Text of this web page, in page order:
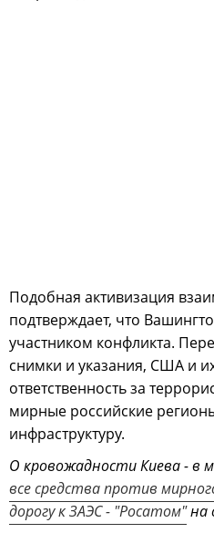
Подобная активизация
подтверждает, что
участником конфликта.
снимки и указания, США и
ответственность за
мирные российские
инфраструктуру.
О кровожадности Киева - в
все средства против
дорогу к ЗАЭС - "Росатом"на